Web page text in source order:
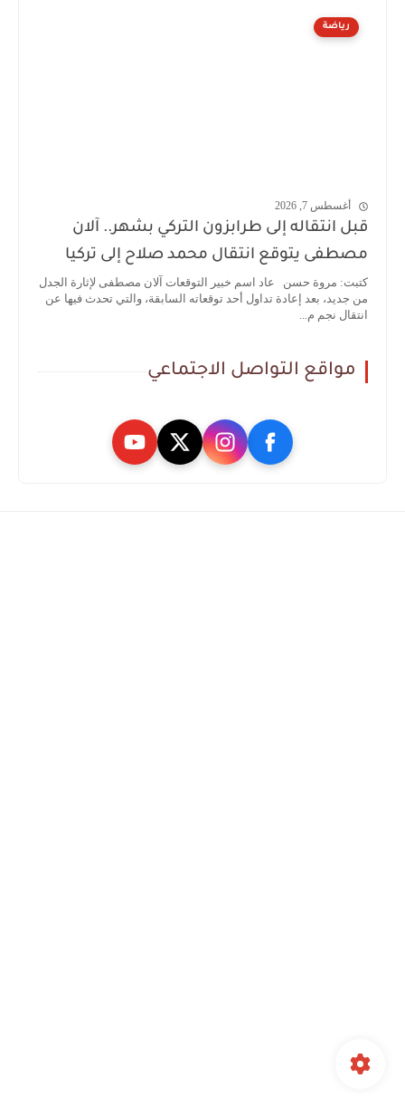
رياضة
أغسطس 7, 2026
قبل انتقاله إلى طرابزون التركي بشهر.. آلان
مصطفى يتوقع انتقال محمد صلاح إلى تركيا
كتبت: مروة حسن عاد اسم خبير التوقعات آلان مصطفى لإثارة الجدل
من جديد، بعد إعادة تداول أحد توقعاته السابقة، والتي تحدث فيها عن
انتقال نجم م...
مواقع التواصل الاجتماعي